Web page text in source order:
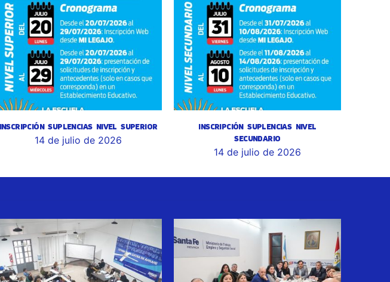
INSCRIPCIÓN SUPLENCIAS NIVEL SUPERIOR
14 de julio de 2026
INSCRIPCIÓN SUPLENCIAS NIVEL
SECUNDARIO
14 de julio de 2026